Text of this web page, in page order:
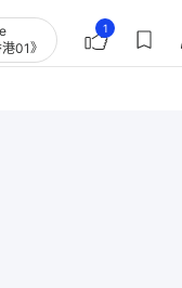
01》
1